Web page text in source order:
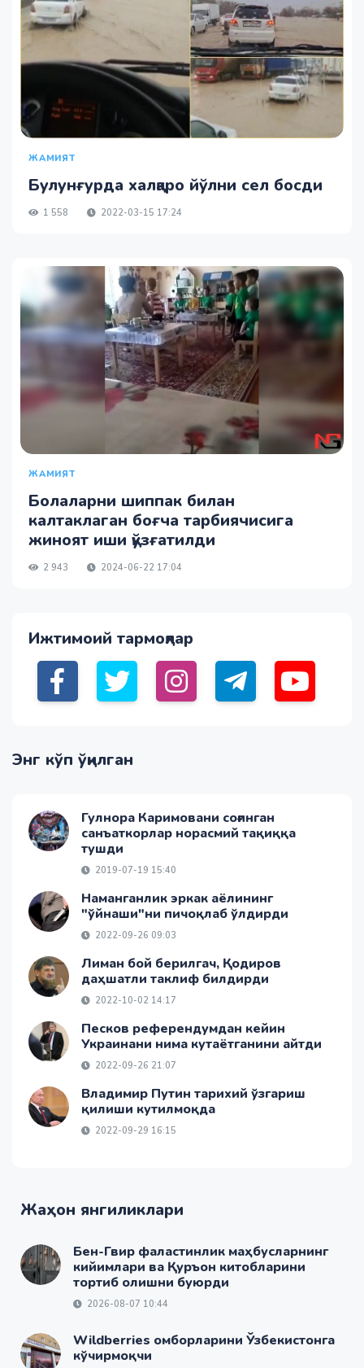
ЖАМИЯТ
Булунғурда халқаро йўлни сел босди
1 558 2022-03-15 17:24
ЖАМИЯТ
Болаларни шиппак билан
калтаклаган боғча тарбиячисига
жиноят иши қўзғатилди
2 943 2024-06-22 17:04
Ижтимоий тармоқлар
Энг кўп ўқилган
Гулнора Каримовани соғинган
санъаткорлар норасмий тақиққа
тушди
2019-07-19 15:40
Наманганлик эркак аёлининг
"ўйнаши"ни пичоқлаб ўлдирди
2022-09-26 09:03
Лиман бой берилгач, Қодиров
даҳшатли таклиф билдирди
2022-10-02 14:17
Песков референдумдан кейин
Украинани нима кутаётганини айтди
2022-09-26 21:07
Владимир Путин тарихий ўзгариш
қилиши кутилмоқда
2022-09-29 16:15
Жаҳон янгиликлари
Бен-Гвир фаластинлик маҳбусларнинг
кийимлари ва Қуръон китобларини
тортиб олишни буюрди
2026-08-07 10:44
Wildberries омборларини Ўзбекистонга
кўчирмоқчи